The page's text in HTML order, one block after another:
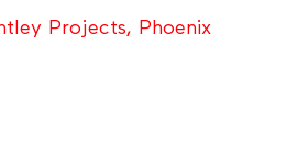
Projects, Phoenix